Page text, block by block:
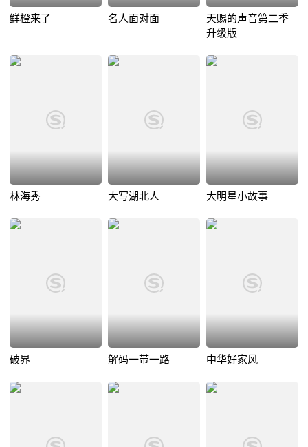
鲜橙来了 名人面对面
天赐的声音第二季
升级版
林海秀 大写湖北人 大明星小故事
破界 解码一带一路 中华好家风